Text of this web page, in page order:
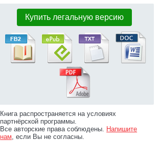
Купить легальную версию
Книга распространяется на условиях
партнёрской программы.
Все авторские права соблюдены. Напишите
нам, если Вы не согласны.